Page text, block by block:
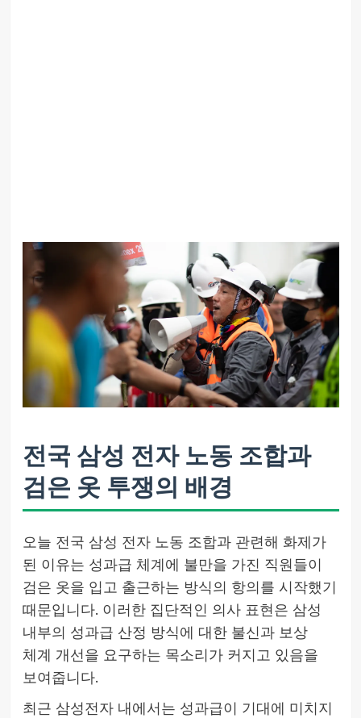
전국 삼성 전자 노동 조합과
검은 옷 투쟁의 배경
오늘 전국 삼성 전자 노동 조합과 관련해 화제가
된 이유는 성과급 체계에 불만을 가진 직원들이
검은 옷을 입고 출근하는 방식의 항의를 시작했기
때문입니다. 이러한 집단적인 의사 표현은 삼성
내부의 성과급 산정 방식에 대한 불신과 보상
체계 개선을 요구하는 목소리가 커지고 있음을
보여줍니다.
최근 삼성전자 내에서는 성과급이 기대에 미치지